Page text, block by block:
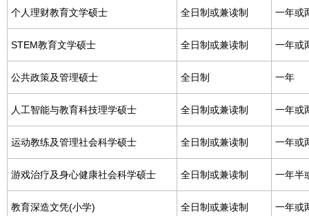
个人理财教育文学硕士 全日制或兼读制 一年或
STEM教育文学硕士 全日制或兼读制 一年或
公共政策及管理硕士 全日制 一年
人工智能与教育科技理学硕士 全日制或兼读制 一年或
运动教练及管理社会科学硕士 全日制或兼读制 一年或
游戏治疗及身心健康社会科学硕士 全日制或兼读制 一年半
教育深造文凭(小学) 全日制或兼读制 一年或